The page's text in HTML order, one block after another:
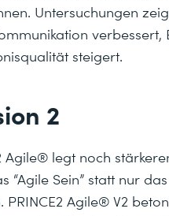
Untersuchungen
verbessert,
steigert.
2
Agile® legt noch
Sein” statt nur
Agile® V2